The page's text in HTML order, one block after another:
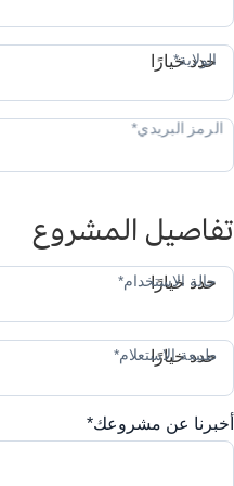
الولاية*
حدد خيارًا
تفاصيل المشروع
حالة الاستخدام*
حدد خيارًا
طبيعة الاستعلام*
حدد خيارًا
أخبرنا عن مشروعك*